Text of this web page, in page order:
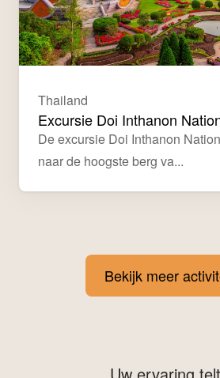
Thailand
Excursie Doi Inthanon
De excursie Doi Inthanon
naar de hoogste berg va...
Bekijk meer